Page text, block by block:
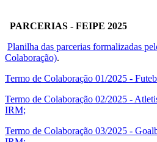
PARCERIAS - FEIPE 2025
Planilha das parcerias formalizadas
Colaboração).
Termo de Colaboração 01/2025 -
Termo de Colaboração 02/2025 -
IRM;
Termo de Colaboração 03/2025 -